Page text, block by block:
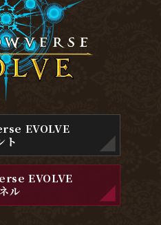
EVOLVE
ト
EVOLVE
ル